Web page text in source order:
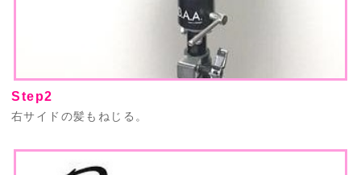
Step2
右サイドの髪もねじる。